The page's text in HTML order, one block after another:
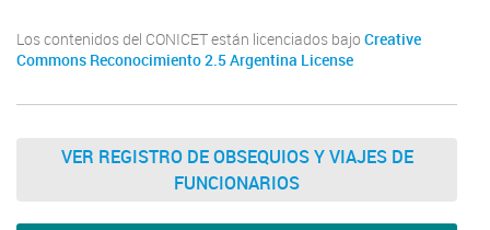
Los contenidos del CONICET están licenciados bajo Creative
Commons Reconocimiento 2.5 Argentina License
VER REGISTRO DE OBSEQUIOS Y VIAJES DE
FUNCIONARIOS